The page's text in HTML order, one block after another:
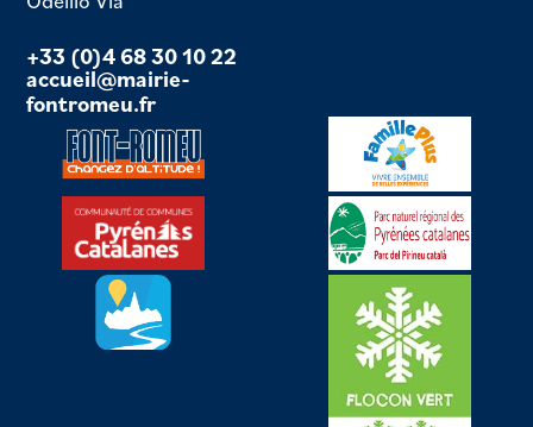
+33 (0)4 68 30 10 22
accueil@mairie-
fontromeu.fr